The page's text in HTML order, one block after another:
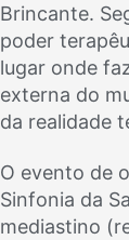
Brincante.
poder
lugar onde
externa do
da realidade
O evento de
Sinfonia da
mediastino